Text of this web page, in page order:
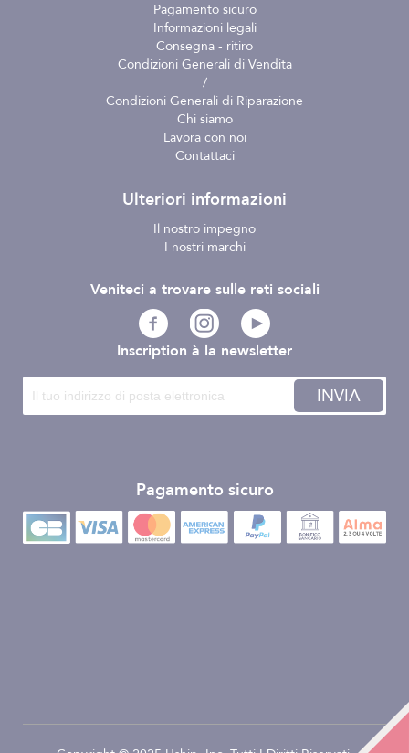
Pagamento sicuro
Informazioni legali
Consegna - ritiro
Condizioni Generali di Vendita
/
Condizioni Generali di Riparazione
Chi siamo
Lavora con noi
Contattaci
Ulteriori informazioni
Il nostro impegno
I nostri marchi
Inscription à la newsletter
INVIA
Pagamento sicuro
Veniteci a trovare sulle reti sociali